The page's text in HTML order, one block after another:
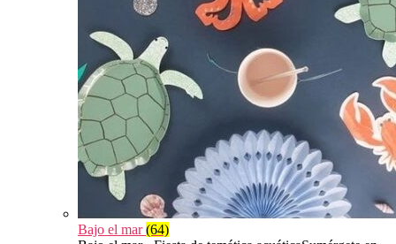
Bajo el mar(64)